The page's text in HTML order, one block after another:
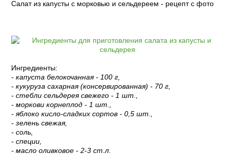
Салат из капусты с морковью и сельдереем - рецепт с фото
Ингредиенты:
- капуста белокочанная - 100 г,
- кукуруза сахарная (консервированная) - 70 г,
- стебли сельдерея свежего - 1 шт.,
- моркови корнеплод - 1 шт.,
- яблоко кисло-сладких сортов - 0,5 шт.,
- зелень свежая,
- соль,
- специи,
- масло оливковое - 2-3 ст.л.